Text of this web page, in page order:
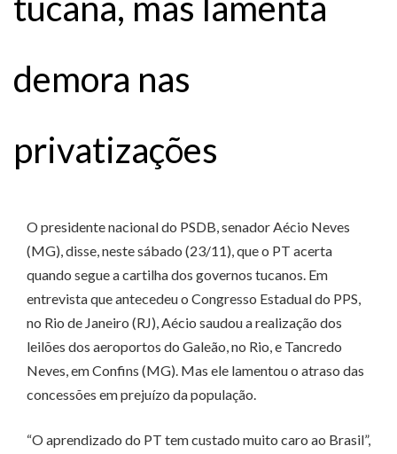
demora nas
privatizações
O presidente nacional do PSDB, senador Aécio Neves
(MG), disse, neste sábado (23/11), que o PT acerta
quando segue a cartilha dos governos tucanos. Em
entrevista que antecedeu o Congresso Estadual do PPS,
no Rio de Janeiro (RJ), Aécio saudou a realização dos
leilões dos aeroportos do Galeão, no Rio, e Tancredo
Neves, em Confins (MG). Mas ele lamentou o atraso das
concessões em prejuízo da população.
“O aprendizado do PT tem custado muito caro ao Brasil”,